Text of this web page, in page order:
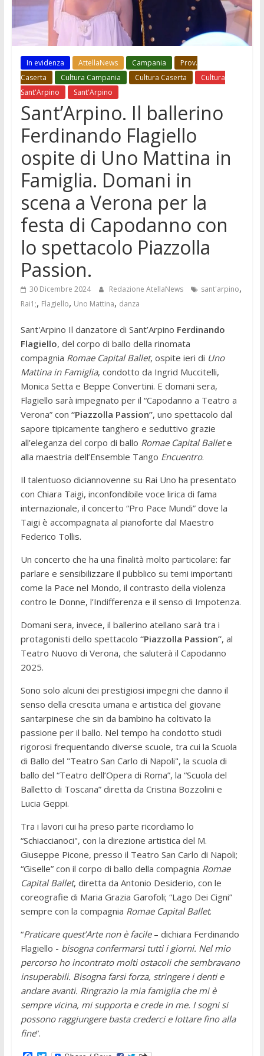
In evidenza AttellaNews Campania
Prov.
Caserta
Cultura Campania Cultura Caserta
Cultura
Sant'Arpino
Sant'Arpino
Sant’Arpino. Il ballerino
Ferdinando Flagiello
ospite di Uno Mattina in
Famiglia. Domani in
scena a Verona per la
festa di Capodanno con
lo spettacolo Piazzolla
Passion.
30 Dicembre 2024 Redazione AtellaNews sant'arpino,
Rai1;, Flagiello, Uno Mattina, danza
Sant'Arpino Il danzatore di Sant’Arpino Ferdinando
Flagiello, del corpo di ballo della rinomata
compagnia Romae Capital Ballet, ospite ieri di Uno
Mattina in Famiglia, condotto da Ingrid Muccitelli,
Monica Setta e Beppe Convertini. E domani sera,
Flagiello sarà impegnato per il “Capodanno a Teatro a
Verona” con “Piazzolla Passion”, uno spettacolo dal
sapore tipicamente tanghero e seduttivo grazie
all’eleganza del corpo di ballo Romae Capital Ballete
alla maestria dell’Ensemble Tango Encuentro.
Il talentuoso diciannovenne su Rai Uno ha presentato
con Chiara Taigi, inconfondibile voce lirica di fama
internazionale, il concerto “Pro Pace Mundi” dove la
Taigi è accompagnata al pianoforte dal Maestro
Federico Tollis.
Un concerto che ha una finalità molto particolare: far
parlare e sensibilizzare il pubblico su temi importanti
come la Pace nel Mondo, il contrasto della violenza
contro le Donne, l’Indifferenza e il senso di Impotenza.
Domani sera, invece, il ballerino atellano sarà tra i
protagonisti dello spettacolo “Piazzolla Passion”, al
Teatro Nuovo di Verona, che saluterà il Capodanno
2025.
Sono solo alcuni dei prestigiosi impegni che danno il
senso della crescita umana e artistica del giovane
santarpinese che sin da bambino ha coltivato la
passione per il ballo. Nel tempo ha condotto studi
rigorosi frequentando diverse scuole, tra cui la Scuola
di Ballo del "Teatro San Carlo di Napoli", la scuola di
ballo del “Teatro dell’Opera di Roma”, la “Scuola del
Balletto di Toscana” diretta da Cristina Bozzolini e
Lucia Geppi.
Tra i lavori cui ha preso parte ricordiamo lo
“Schiaccianoci", con la direzione artistica del M.
Giuseppe Picone, presso il Teatro San Carlo di Napoli;
“Giselle” con il corpo di ballo della compagnia Romae
Capital Ballet, diretta da Antonio Desiderio, con le
coreografie di Maria Grazia Garofoli; “Lago Dei Cigni”
sempre con la compagnia Romae Capital Ballet.
“Praticare quest’Arte non è facile– dichiara Ferdinando
Flagiello - bisogna confermarsi tutti i giorni. Nel mio
percorso ho incontrato molti ostacoli che sembravano
insuperabili. Bisogna farsi forza, stringere i denti e
andare avanti. Ringrazio la mia famiglia che mi è
sempre vicina, mi supporta e crede in me. I sogni si
possono raggiungere basta crederci e lottare fino alla
fine”.